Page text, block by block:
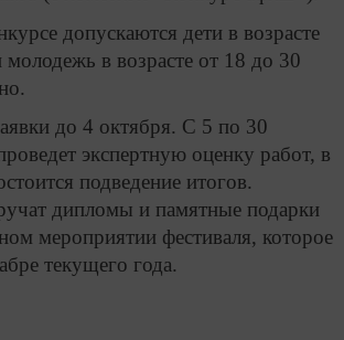
допускаются дети в возрасте
молодежь в возрасте от 18 до 30
до 4 октября. С 5 по 30
экспертную оценку работ, в
подведение итогов.
дипломы и памятные подарки
мероприятии фестиваля, которое
текущего года.